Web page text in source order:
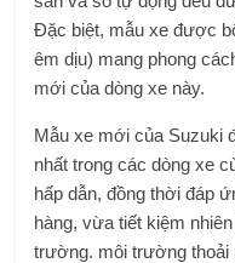
Đặc biệt, mẫu xe được
êm dịu) mang phong
mới của dòng xe này.
Mẫu xe mới của Suzuki
nhất trong các dòng xe
hấp dẫn, đồng thời đáp
hàng, vừa tiết kiệm
trường. môi trường thoải